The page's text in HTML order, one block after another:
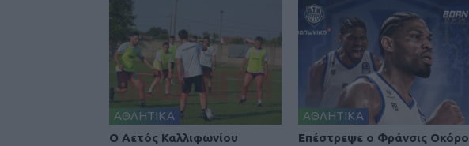
ΑΘΛΗΤΙΚΑ
Ο Αετός Καλλιφωνίου
ΑΘΛΗΤΙΚΑ
Επέστρεψε ο Φράνσις Οκόρο